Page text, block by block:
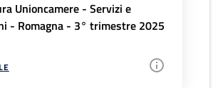
Unioncamere - Servizi e
- Romagna - 3° trimestre 2025